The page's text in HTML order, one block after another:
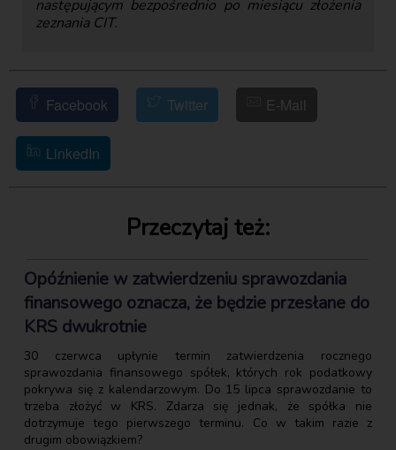
następującym bezpośrednio po miesiącu złożenia
zeznania CIT.
Facebook Twitter E-Mail
LinkedIn
Przeczytaj też:
Opóźnienie w zatwierdzeniu sprawozdania
finansowego oznacza, że będzie przesłane do
KRS dwukrotnie
30 czerwca upłynie termin zatwierdzenia rocznego
sprawozdania finansowego spółek, których rok podatkowy
pokrywa się z kalendarzowym. Do 15 lipca sprawozdanie to
trzeba złożyć w KRS. Zdarza się jednak, że spółka nie
dotrzymuje tego pierwszego terminu. Co w takim razie z
drugim obowiązkiem?